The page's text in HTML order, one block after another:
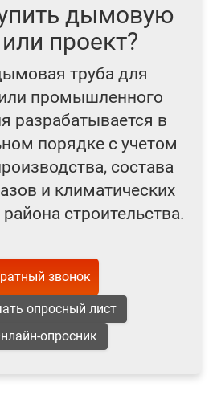
дымовую
проект?
труба для
промышленного
разрабатывается в
порядке с учетом
состава
и климатических
строительства.
звонок
опросный лист
опросник